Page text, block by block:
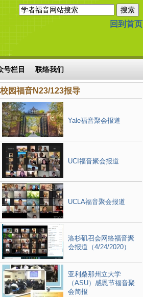
回到首页
号栏目 联络我们
校园福音N23/123报导
Yale福音聚会报道
UCI福音聚会报道
UCLA福音聚会报道
洛杉矶召会网络福音聚
会报道（4/24/2020）
亚利桑那州立大学
（ASU）感恩节福音聚
会简报